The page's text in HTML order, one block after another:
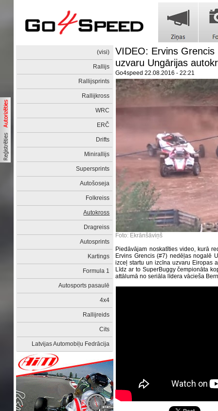
(visi)
Rallijs
Rallijsprints
Rallijkross
WRC
ERČ
Drifts
Minirallijs
Supersprints
Autošoseja
Folkreiss
Autokross
Dragreiss
Autosprints
Kartings
Formula 1
Autosports pasaulē
4x4
Rallijreids
Cits
Latvijas Automobiļu Fedrācija
VIDEO: Ervins
uzvaru Ungārijas
Go4speed 22.08.2016 - 22:21
Foto: Ekrānšāviņš
Piedāvājam noskatīties video, kurā
Ervins Grencis (#7) nedēļas nogalē
izceļ startu un izcīna uzvaru Eiropas
Līdz ar to SuperBuggy čempionāta
attālumā no seriāla līdera vācieša